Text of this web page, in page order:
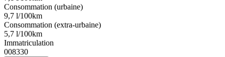
Consommation (urbaine)
9,7 l/100km
Consommation (extra-urbaine)
5,7 l/100km
Immatriculation
008330